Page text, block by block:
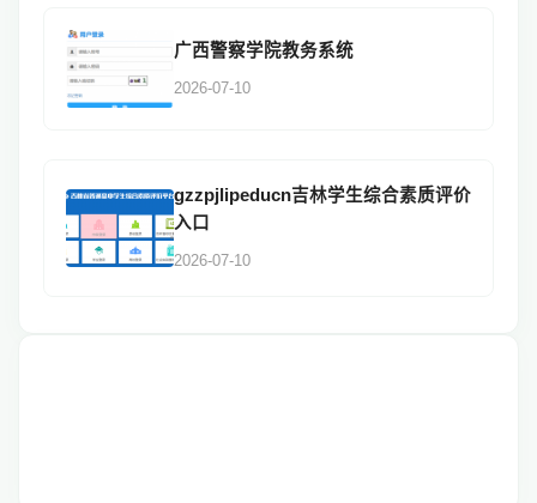
广西警察学院教务系统
2026-07-10
gzzpjlipeducn吉林学生综合素质评价
入口
2026-07-10